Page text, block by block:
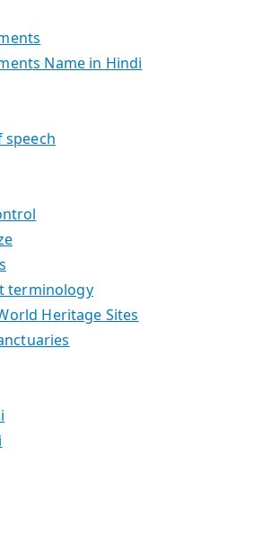
Name in Hindi
speech
terminology
Heritage Sites